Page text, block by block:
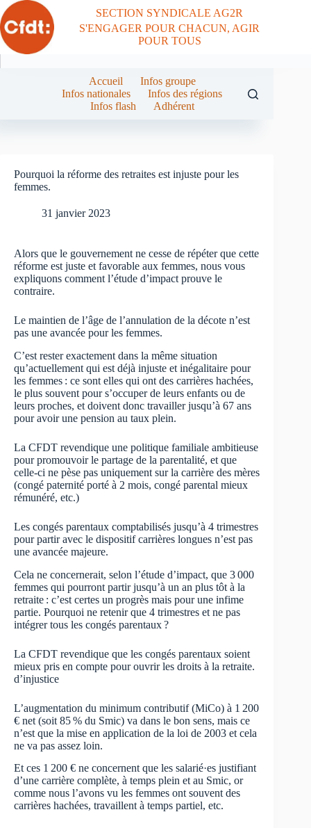
Passer
au
contenu
SECTION SYNDICALE AG2R
S'ENGAGER POUR CHACUN, AGIR
POUR TOUS
Accueil
Infos groupe
Infos nationales
Infos des régions
Infos flash
Adhérent
Pourquoi la réforme des retraites est injuste pour les
femmes.
31 janvier 2023
Alors que le gouvernement ne cesse de répéter que cette
réforme est juste et favorable aux femmes, nous vous
expliquons comment l’étude d’impact prouve le
contraire.
Le maintien de l’âge de l’annulation de la décote n’est
pas une avancée pour les femmes.
C’est rester exactement dans la même situation
qu’actuellement qui est déjà injuste et inégalitaire pour
les femmes : ce sont elles qui ont des carrières hachées,
le plus souvent pour s’occuper de leurs enfants ou de
leurs proches, et doivent donc travailler jusqu’à 67 ans
pour avoir une pension au taux plein.
La CFDT revendique une politique familiale ambitieuse
pour promouvoir le partage de la parentalité, et que
celle-ci ne pèse pas uniquement sur la carrière des mères
(congé paternité porté à 2 mois, congé parental mieux
rémunéré, etc.)
Les congés parentaux comptabilisés jusqu’à 4 trimestres
pour partir avec le dispositif carrières longues n’est pas
une avancée majeure.
Cela ne concernerait, selon l’étude d’impact, que 3 000
femmes qui pourront partir jusqu’à un an plus tôt à la
retraite : c’est certes un progrès mais pour une infime
partie. Pourquoi ne retenir que 4 trimestres et ne pas
intégrer tous les congés parentaux ?
La CFDT revendique que les congés parentaux soient
mieux pris en compte pour ouvrir les droits à la retraite.
d’injustice
L’augmentation du minimum contributif (MiCo) à 1 200
€ net (soit 85 % du Smic) va dans le bon sens, mais ce
n’est que la mise en application de la loi de 2003 et cela
ne va pas assez loin.
Et ces 1 200 € ne concernent que les salarié·es justifiant
d’une carrière complète, à temps plein et au Smic, or
comme nous l’avons vu les femmes ont souvent des
carrières hachées, travaillent à temps partiel, etc.